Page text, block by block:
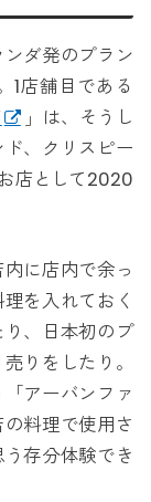
ダ発のプラン
1店舗目である
」は、そうし
、クリスピー
店として2020
に店内で余っ
を入れておく
、日本初のプ
りをしたり。
アーバンファ
料理で使用さ
存分体験でき